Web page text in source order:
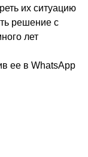
их ситуацию
решение с
лет
ее в WhatsApp